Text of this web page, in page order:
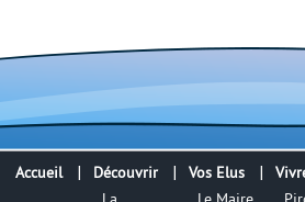
Accueil
Découvrir
Vos Elus